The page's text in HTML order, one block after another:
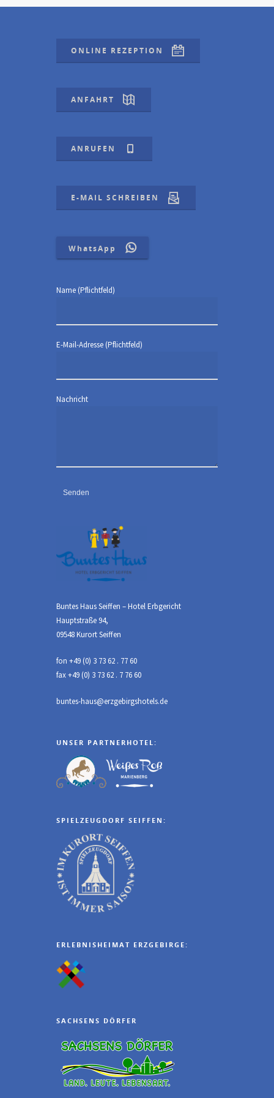
ONLINE REZEPTION
ANFAHRT
ANRUFEN
E-MAIL SCHREIBEN
WhatsApp
Name (Pflichtfeld)
E-Mail-Adresse (Pflichtfeld)
Nachricht
Buntes Haus Seiffen – Hotel Erbgericht
Hauptstraße 94,
09548 Kurort Seiffen
fon +49 (0) 3 73 62 . 77 60
fax +49 (0) 3 73 62 . 7 76 60
buntes-haus@erzgebirgshotels.de
UNSER PARTNERHOTEL:
SPIELZEUGDORF SEIFFEN:
ERLEBNISHEIMAT ERZGEBIRGE:
SACHSENS DÖRFER